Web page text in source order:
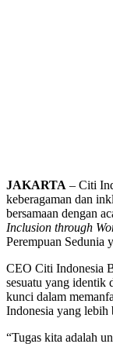
JAKARTA – Citi
keberagaman dan
bersamaan dengan
Inclusion through
Perempuan Sedunia
CEO Citi Indonesia
sesuatu yang identik
kunci dalam
Indonesia yang lebih
“Tugas kita adalah